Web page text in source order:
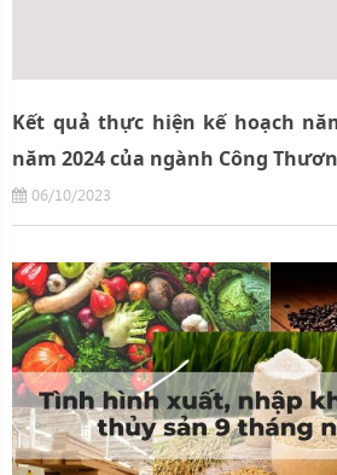
Kết quả thực hiện kế hoạch
năm 2024 của ngành Công
06/10/2023